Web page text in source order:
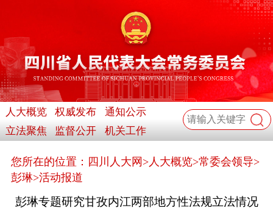
人大概览 权威发布
通知公示
立法聚焦
监督公开 机关工作
您所在的位置： 四川人大网 >人大概览>常委会领导>
彭琳>活动报道
彭琳专题研究甘孜内江两部地方性法规立法情况